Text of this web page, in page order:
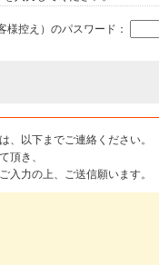
様控え）のパスワード：
以下までご連絡ください。
頂き、
力の上、ご送信願います。